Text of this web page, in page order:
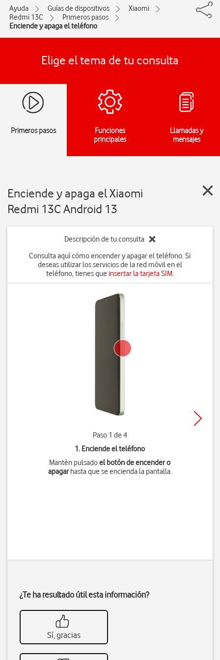
Ayuda Guías de dispositivos
Xiaomi
Redmi 13C
Primeros pasos
Enciende y apaga el teléfono
Elige el tema de tu consulta
Primeros pasos
Funciones
principales
Llamadas y
mensajes
Enciende y apaga el Xiaomi
Redmi 13C Android 13
Descripción de tu consulta
Consulta aquí cómo encender y apagar el teléfono. Si
deseas utilizar los servicios de la red móvil en el
teléfono, tienes que insertar la tarjeta SIM.
Paso 1 de 4
1. Enciende el teléfono
Mantén pulsadoel botón de encender o
apagarhasta que se encienda la pantalla.
¿Te ha resultado útil esta información?
Sí, gracias